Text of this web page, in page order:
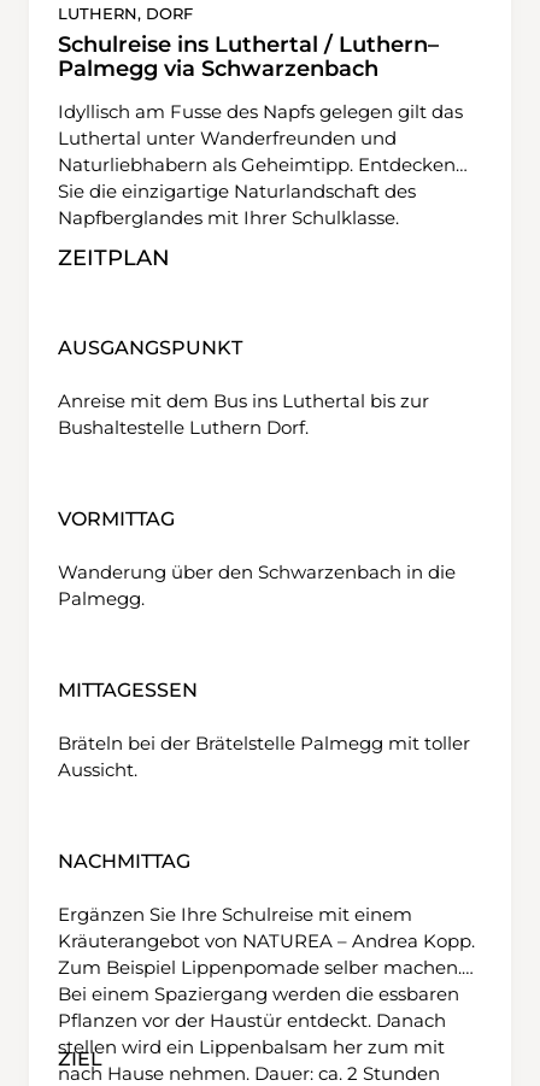
possa parlare di tre grandi ere per quanto
riguarda questo castello: l'epoca savoiarda,
bernese e vodese. E la storia si spinge ancora
più indietro nel tempo, con i primi
insediamenti sulle rocce di Chillon risalenti già
all'Età del bronzo.
LUTHERN, DORF
Schulreise ins Luthertal / Luthern–
Palmegg via Schwarzenbach
Idyllisch am Fusse des Napfs gelegen gilt das
Luthertal unter Wanderfreunden und
Naturliebhabern als Geheimtipp. Entdecken
Sie die einzigartige Naturlandschaft des
Napfberglandes mit Ihrer Schulklasse.
ZEITPLAN
AUSGANGSPUNKT
Anreise mit dem Bus ins Luthertal bis zur
Bushaltestelle Luthern Dorf.
VORMITTAG
Wanderung über den Schwarzenbach in die
Palmegg.
MITTAGESSEN
Bräteln bei der Brätelstelle Palmegg mit toller
Aussicht.
NACHMITTAG
Ergänzen Sie Ihre Schulreise mit einem
Kräuterangebot von NATUREA – Andrea Kopp.
Zum Beispiel Lippenpomade selber machen.
Bei einem Spaziergang werden die essbaren
Pflanzen vor der Haustür entdeckt. Danach
stellen wird ein Lippenbalsam her zum mit
nach Hause nehmen. Dauer: ca. 2 Stunden
ZIEL